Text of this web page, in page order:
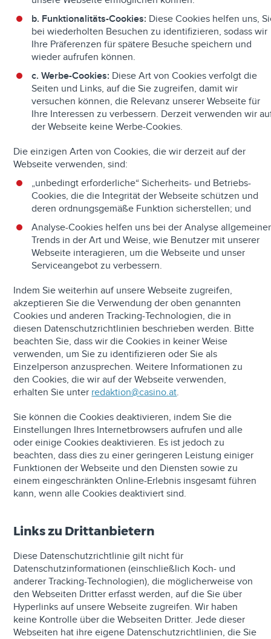
b. Funktionalitäts-Cookies: Diese Cookies helfen uns,
bei wiederholten Besuchen zu identifizieren, sodass wir
Ihre Präferenzen für spätere Besuche speichern und
wieder aufrufen können.
c. Werbe-Cookies: Diese Art von Cookies verfolgt die
Seiten und Links, auf die Sie zugreifen, damit wir
versuchen können, die Relevanz unserer Webseite für
Ihre Interessen zu verbessern. Derzeit verwenden wir
der Webseite keine Werbe-Cookies.
Die einzigen Arten von Cookies, die wir derzeit auf der
Webseite verwenden, sind:
„unbedingt erforderliche“ Sicherheits- und Betriebs-
Cookies, die die Integrität der Webseite schützen und
deren ordnungsgemäße Funktion sicherstellen; und
Analyse-Cookies helfen uns bei der Analyse allgemeiner
Trends in der Art und Weise, wie Benutzer mit unserer
Webseite interagieren, um die Webseite und unser
Serviceangebot zu verbessern.
Indem Sie weiterhin auf unsere Webseite zugreifen,
akzeptieren Sie die Verwendung der oben genannten
Cookies und anderen Tracking-Technologien, die in
diesen Datenschutzrichtlinien beschrieben werden. Bitte
beachten Sie, dass wir die Cookies in keiner Weise
verwenden, um Sie zu identifizieren oder Sie als
Einzelperson anzusprechen. Weitere Informationen zu
den Cookies, die wir auf der Webseite verwenden,
erhalten Sie unter redaktion@casino.at.
Sie können die Cookies deaktivieren, indem Sie die
Einstellungen Ihres Internetbrowsers aufrufen und alle
oder einige Cookies deaktivieren. Es ist jedoch zu
beachten, dass dies zu einer geringeren Leistung einiger
Funktionen der Webseite und den Diensten sowie zu
einem eingeschränkten Online-Erlebnis insgesamt führen
kann, wenn alle Cookies deaktiviert sind.
Links zu Drittanbietern
Diese Datenschutzrichtlinie gilt nicht für
Datenschutzinformationen (einschließlich Koch- und
anderer Tracking-Technologien), die möglicherweise von
den Webseiten Dritter erfasst werden, auf die Sie über
Hyperlinks auf unsere Webseite zugreifen. Wir haben
keine Kontrolle über die Webseiten Dritter. Jede dieser
Webseiten hat ihre eigene Datenschutzrichtlinien, die Sie